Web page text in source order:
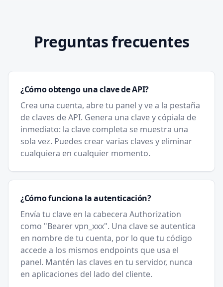
Preguntas frecuentes
¿Cómo obtengo una clave de API?
Crea una cuenta, abre tu panel y ve a la pestaña
de claves de API. Genera una clave y cópiala de
inmediato: la clave completa se muestra una
sola vez. Puedes crear varias claves y eliminar
cualquiera en cualquier momento.
¿Cómo funciona la autenticación?
Envía tu clave en la cabecera Authorization
como "Bearer vpn_xxx". Una clave se autentica
en nombre de tu cuenta, por lo que tu código
accede a los mismos endpoints que usa el
panel. Mantén las claves en tu servidor, nunca
en aplicaciones del lado del cliente.